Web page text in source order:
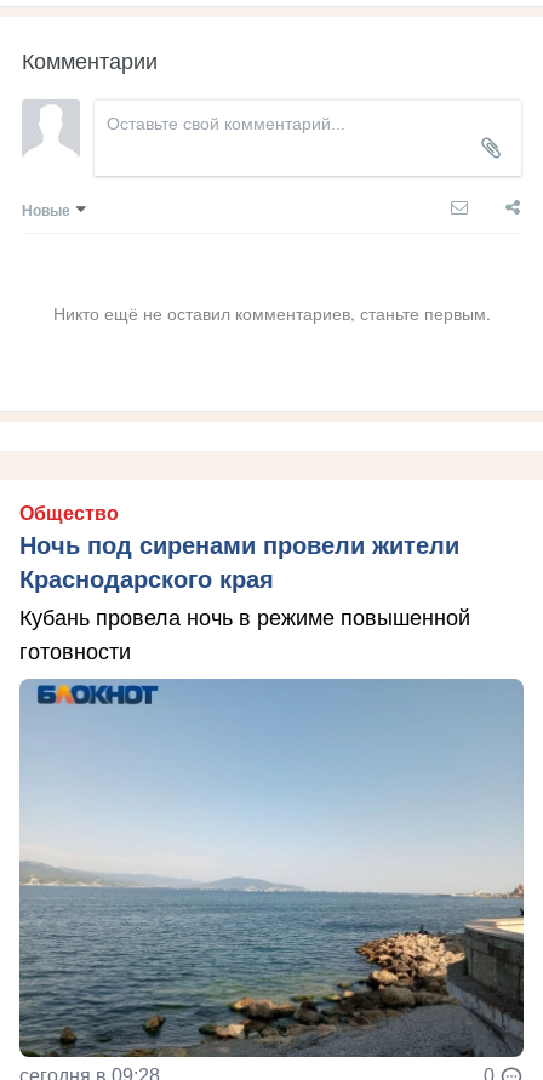
Комментарии
Новые
Никто ещё не оставил комментариев, станьте первым.
Общество
Ночь под сиренами провели жители
Краснодарского края
Кубань провела ночь в режиме повышенной
готовности